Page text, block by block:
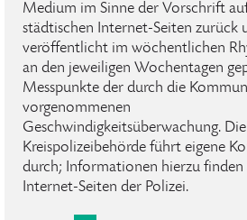
Medium im Sinne der Vorschrift
städtischen Internet-Seiten zurück
veröffentlicht im wöchentlichen
an den jeweiligen Wochentagen
Messpunkte der durch die
vorgenommenen
Geschwindigkeitsüberwachung. Die
Kreispolizeibehörde führt eigene
durch; Informationen hierzu finden
Internet-Seiten der Polizei.